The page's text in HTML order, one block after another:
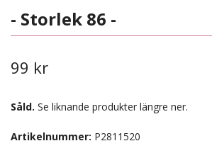
- Storlek 86 -
99 kr
Såld. Se liknande produkter längre ner.
Artikelnummer: P2811520